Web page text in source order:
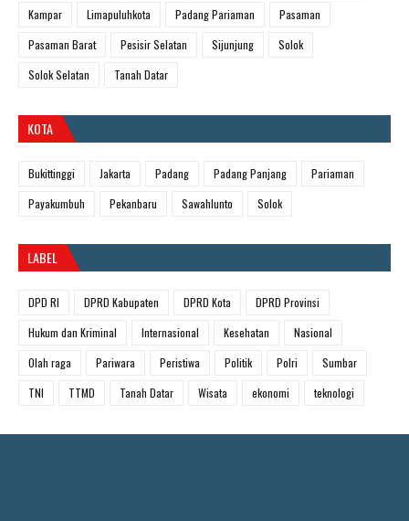
Kampar
Limapuluhkota Padang Pariaman
Pasaman
Pasaman Barat
Pesisir Selatan Sijunjung
Solok
Solok Selatan
Tanah Datar
KOTA
Bukittinggi Jakarta Padang Padang Panjang
Pariaman
Payakumbuh
Pekanbaru Sawahlunto Solok
LABEL
DPD RI DPRD Kabupaten DPRD Kota
DPRD Provinsi
Hukum dan Kriminal
Internasional Kesehatan
Nasional
Olah raga
Pariwara Peristiwa Politik Polri
Sumbar
TNI
TTMD Tanah Datar Wisata ekonomi teknologi